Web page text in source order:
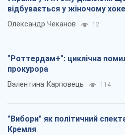
відбувається у жіночому
Олександр Чеканов 12
"Роттердам+": циклічна
прокурора
Валентина Карповець 114
"Вибори" як політичний
Кремля